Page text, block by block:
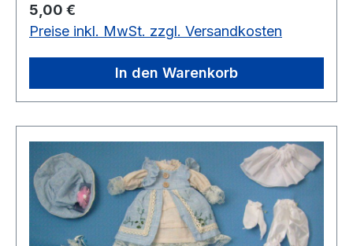
Regulärer Preis:
5,00 €
Preise inkl. MwSt. zzgl. Versandkosten
In den Warenkorb